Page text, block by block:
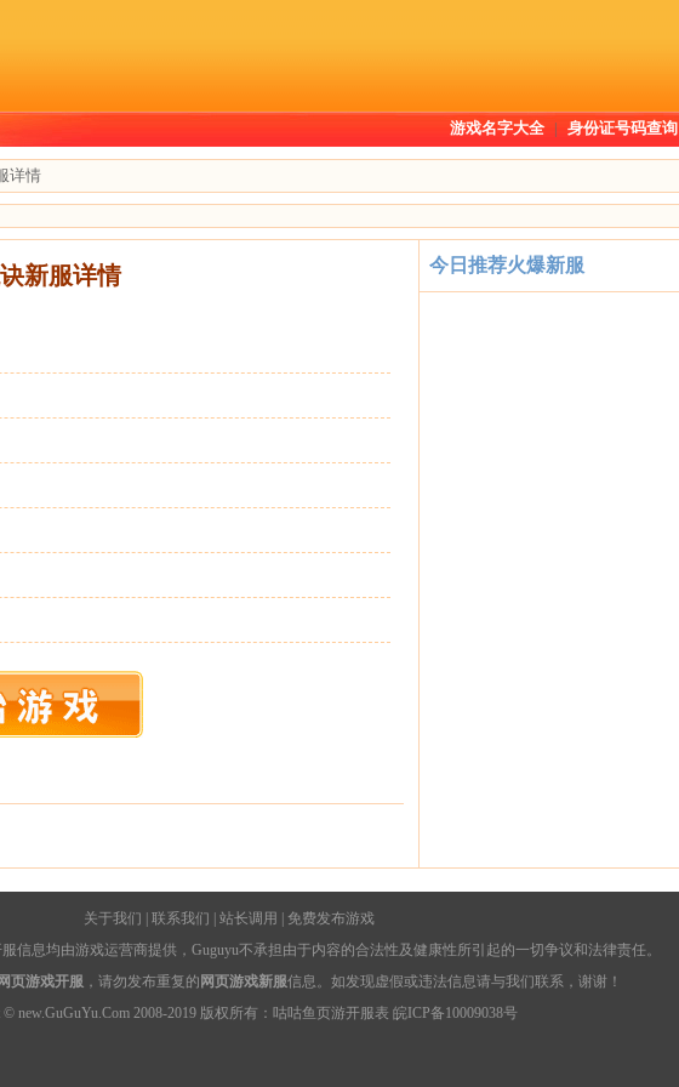
游戏名字大全 | 身份证号码查询
详情
新服详情 今日推荐火爆新服
关于我们 联系我们 站长调用
免费发布游戏
信息均由游戏运营商提供，Guguyu不承担由于内容的合法性及健康性所引起的一切争议和法律责任。
网页游戏开服 ，请勿发布重复的 网页游戏新服信息。如发现虚假或违法信息请与我们联系，谢谢！
© new.GuGuYu.Com 2008-2019 版权所有：咕咕鱼页游开服表 皖ICP备10009038号